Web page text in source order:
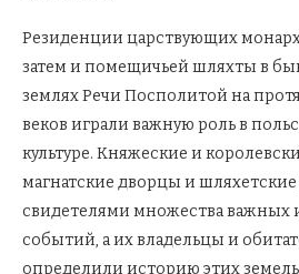
Резиденции царствующих
затем и помещичьей шляхты в
землях Речи Посполитой на
веков играли важную роль в
культуре. Княжеские и
магнатские дворцы и
свидетелями множества важных
событий, а их владельцы и
определили историю этих